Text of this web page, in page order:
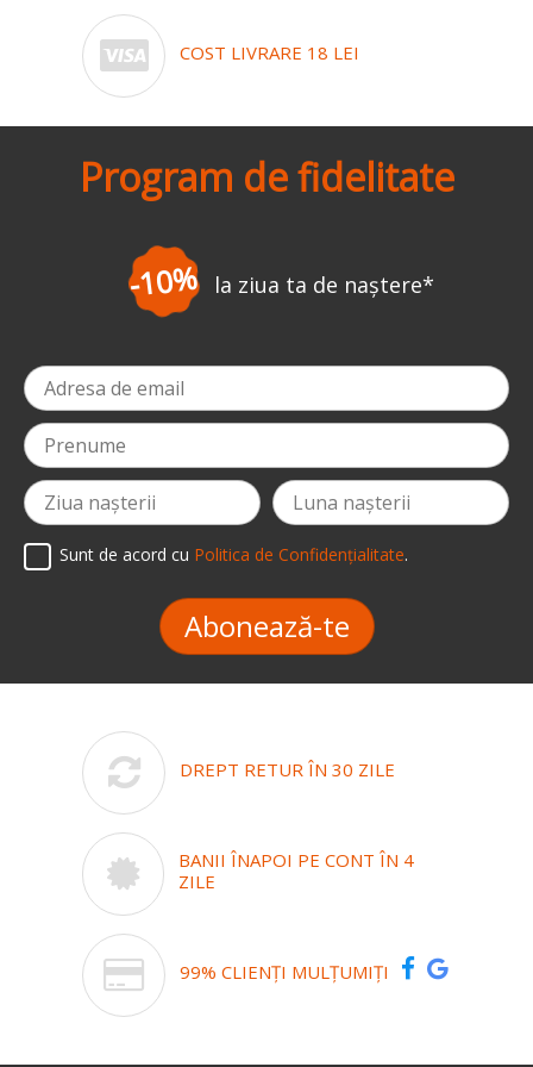
COST LIVRARE 18 LEI
Program de fidelitate
-3% la prima
Sunt de acord cu Politica de Confidențialitate.
Abonează-te
DREPT RETUR ÎN 30 ZILE
BANII ÎNAPOI PE CONT ÎN 4
ZILE
99% CLIENȚI MULȚUMIȚI